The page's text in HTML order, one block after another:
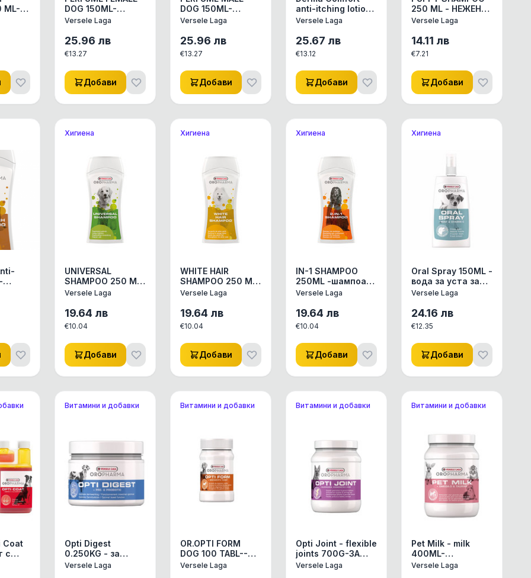
ML--
И
DOG 150ML-
ПАРФЮМ ЗА НЕЯ
Versele Laga
25.96 лв
€13.27
Добави
DOG 150ML-
ПАРФЮМ ЗА
АЛКОХОЛ
Versele Laga
25.96 лв
€13.27
Добави
anti-itching lotion
150ML-
лосион против
сърбеж на
основата на
алантоин
Versele Laga
25.67 лв
€13.12
Добави
250 ML - НЕЖЕН
ШАМПОАН ЗА
И ЗА КУЧЕТА С
ЧУВСТВ. КОЖА
0,250ML.
Versele Laga
14.11 лв
€7.21
Добави
Хигиена
UNIVERSAL
SHAMPOO 250 ML
- ШАМПОАН С
ЧЕСТА УПОТРЕБА
ЗА ОБЕМ И
БЛЯСЪК 250ML.
Versele Laga
19.64 лв
€10.04
Добави
Хигиена
WHITE HAIR
SHAMPOO 250 ML
- ШАМПОАН С
РАСТЕНИЕТО
CENTARIUM
ERYTHRAEA,
КОЙТО СЪДЪРЖА
СИ
Versele Laga
19.64 лв
€10.04
Добави
Хигиена
IN-1 SHAMPOO
250ML -шампоан
с балсам,с
и провитамин В5
Versele Laga
19.64 лв
€10.04
Добави
Хигиена
Oral Spray 150ML -
вода за уста за
свеж дъх - за
Versele Laga
24.16 лв
€12.35
Добави
с
Витамини и добавки
Opti Digest
0.250KG - за
оптимална
Versele Laga
Витамини и добавки
OR.OPTI FORM
DOG 100 TABL--
овкусени
Versele Laga
Витамини и добавки
Opti Joint - flexible
joints 700G-ЗА
ГЪВКАВИ СТАВИ И
Versele Laga
Витамини и добавки
Pet Milk - milk
400ML-
пълноценен
Versele Laga